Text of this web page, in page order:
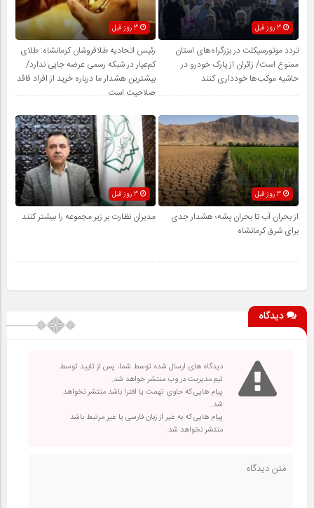
3 روز قبل
تردد موتورسیکلت در بزرگراه‌های استان
ممنوع است/ زائران از پارک خودرو در
حاشیه موکب‌ها خودداری کنند
رئیس اتحادیه طلافروشان کرمانشاه: طلای
کم‌عیار در شبکه رسمی عرضه جایی ندارد/
بیشترین هشدار ما درباره خرید از افراد فاقد
صلاحیت است
3 روز قبل
از بحران آب تا بحران پشه؛ هشدار جدی
برای شرق کرمانشاه
مدیران نظارت بر زیر مجموعه را بیشتر کنند
دیدگاه
دیدگاه های ارسال شده توسط شما، پس از تایید توسط
تیم مدیریت در وب منتشر خواهد شد.
پیام هایی که حاوی تهمت یا افترا باشد منتشر نخواهد
شد.
پیام هایی که به غیر از زبان فارسی یا غیر مرتبط باشد
منتشر نخواهد شد.